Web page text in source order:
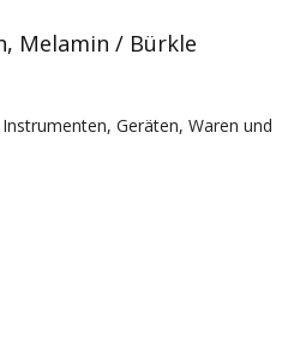
Melamin / Bürkle
Geräten, Waren und